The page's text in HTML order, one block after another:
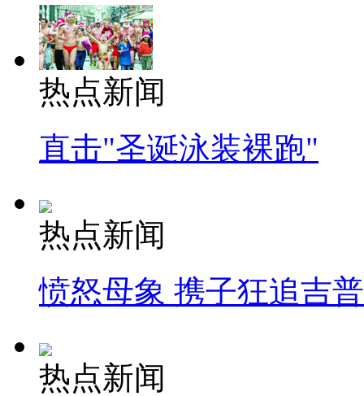
热点新闻
直击"圣诞泳装裸跑"
热点新闻
愤怒母象 携子狂追吉
热点新闻